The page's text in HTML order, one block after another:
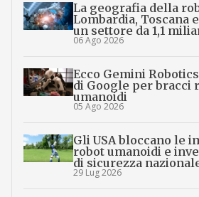
La geografia della
Lombardia, Toscana
un settore da 1,1
06 Ago 2026
Ecco Gemini
di Google per bracci
umanoidi
05 Ago 2026
Gli USA bloccano le
robot umanoidi e
di sicurezza
29 Lug 2026